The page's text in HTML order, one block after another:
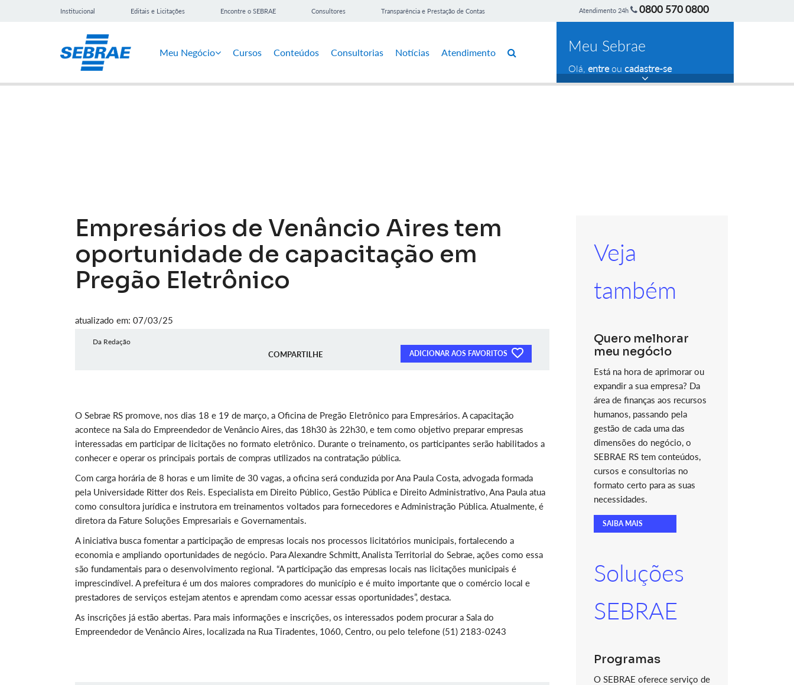
Institucional Editais e Licitações Encontre o SEBRAE Consultores Transparência e Prestação de Contas Atendimento 24h 0800 570 0800
Meu Negócio Cursos Conteúdos Consultorias Notícias Atendimento Meu Sebrae
Olá, entreou cadastre-se
Empresários de Venâncio Aires tem
oportunidade de capacitação em
Pregão Eletrônico
atualizado em: 07/03/25
Da Redação
COMPARTILHE ADICIONAR AOS FAVORITOS
O Sebrae RS promove, nos dias 18 e 19 de março, a Oficina de Pregão Eletrônico para Empresários. A capacitação
acontece na Sala do Empreendedor de Venâncio Aires, das 18h30 às 22h30, e tem como objetivo preparar empresas
interessadas em participar de licitações no formato eletrônico. Durante o treinamento, os participantes serão habilitados a
conhecer e operar os principais portais de compras utilizados na contratação pública.
Com carga horária de 8 horas e um limite de 30 vagas, a oficina será conduzida por Ana Paula Costa, advogada formada
pela Universidade Ritter dos Reis. Especialista em Direito Público, Gestão Pública e Direito Administrativo, Ana Paula atua
como consultora jurídica e instrutora em treinamentos voltados para fornecedores e Administração Pública. Atualmente, é
diretora da Fature Soluções Empresariais e Governamentais.
A iniciativa busca fomentar a participação de empresas locais nos processos licitatórios municipais, fortalecendo a
economia e ampliando oportunidades de negócio. Para Alexandre Schmitt, Analista Territorial do Sebrae, ações como essa
são fundamentais para o desenvolvimento regional. “A participação das empresas locais nas licitações municipais é
imprescindível. A prefeitura é um dos maiores compradores do município e é muito importante que o comércio local e
prestadores de serviços estejam atentos e aprendam como acessaressas oportunidades”, destaca.
As inscrições já estão abertas. Para mais informações e inscrições, os interessados podem procurar a Sala do
Empreendedor de Venâncio Aires, localizada na Rua Tiradentes, 1060, Centro, ou pelo telefone (51) 2183-0243
Veja
também
Quero melhorar
meu negócio
Está na hora de aprimorar ou
expandir a sua empresa? Da
área de finanças aos recursos
humanos, passando pela
gestão de cada uma das
dimensões do negócio, o
SEBRAE RS tem conteúdos,
cursos e consultorias no
formato certo para as suas
necessidades.
SAIBA MAIS
Soluções
SEBRAE
Programas
O SEBRAE oferece serviço de